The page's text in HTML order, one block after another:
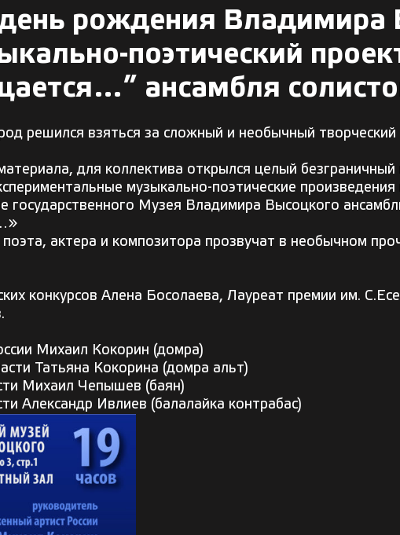
рождения Владимира
поэтический
ансамбля
решился взяться за сложный и необычный творческий
для коллектива открылся целый
музыкально-поэтические
государственного Музея Владимира Высоцкого
актера и композитора прозвучат в необычном
конкурсов Алена Босолаева, Лауреат премии им.
Михаил Кокорин (домра)
Татьяна Кокорина (домра альт)
Михаил Чепышев (баян)
Александр Ивлиев (балалайка контрабас)